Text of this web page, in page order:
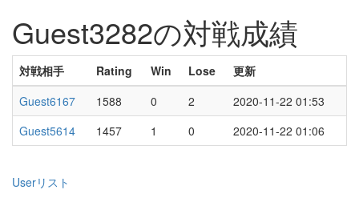
Guest3282の対戦成績
対戦相手 Rating Win Lose
更新
Guest6167
1588 0 2
2020-11-22 01:53
Guest5614
1457 1 0 2020-11-22 01:06
Userリスト